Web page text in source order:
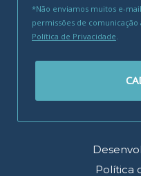
*Não enviamos muitos e-
permissões de comunicação
Política de Privacidade
Política